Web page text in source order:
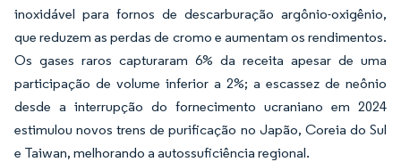
inoxidável para fornos de descarburação argônio-oxigênio,
que reduzem as perdas de cromo e aumentam os rendimentos.
Os gases raros capturaram 6% da receita apesar de uma
participação de volume inferior a 2%; a escassez de neônio
desde a interrupção do fornecimento ucraniano em 2024
estimulou novos trens de purificação no Japão, Coreia do Sul
e Taiwan, melhorando a autossuficiência regional.